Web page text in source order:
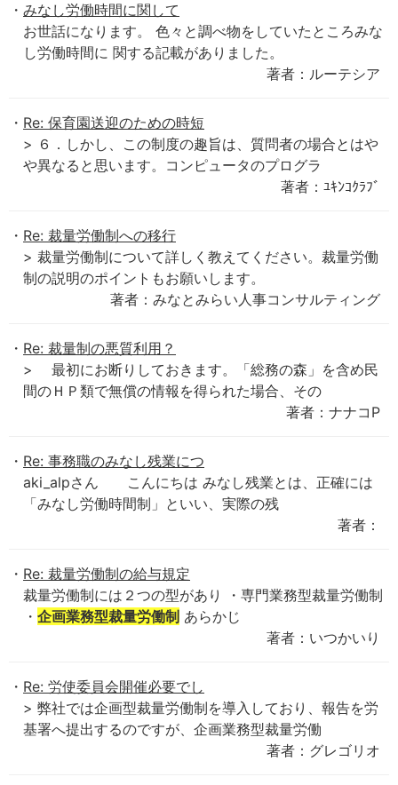
みなし労働時間に関して
お世話になります。 色々と調べ物をしていたところみな
し労働時間に 関する記載がありました。
著者：ルーテシア
Re: 保育園送迎のための時短
> ６．しかし、この制度の趣旨は、質問者の場合とはや
や異なると思います。コンピュータのプログラ
著者：ﾕｷﾝｺｸﾗﾌﾞ
Re: 裁量労働制への移行
> 裁量労働制について詳しく教えてください。裁量労働
制の説明のポイントもお願いします。
著者：みなとみらい人事コンサルティング
Re: 裁量制の悪質利用？
> 最初にお断りしておきます。「総務の森」を含め民
間のＨＰ類で無償の情報を得られた場合、その
著者：ナナコP
Re: 事務職のみなし残業につ
aki_alpさん こんにちは みなし残業とは、正確には
「みなし労働時間制」といい、実際の残
著者：
Re: 裁量労働制の給与規定
裁量労働制には２つの型があり ・専門業務型裁量労働制
・ 企画業務型裁量労働制 あらかじ
著者：いつかいり
Re: 労使委員会開催必要でし
> 弊社では企画型裁量労働制を導入しており、報告を労
基署へ提出するのですが、企画業務型裁量労働
著者：グレゴリオ